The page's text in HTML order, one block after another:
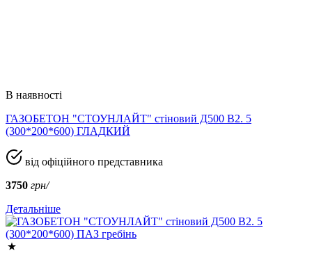
В наявності
ГАЗОБЕТОН "СТОУНЛАЙТ" стіновий Д500 В2. 5
(300*200*600) ГЛАДКИЙ
від офіційного представника
3750 грн/
Детальніше